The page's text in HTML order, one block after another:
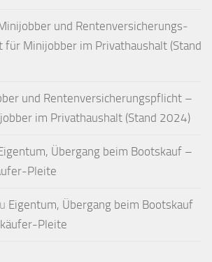
und Renten­versicherungs­
Mini­jobber im Privat­haushalt (Stand
und Renten­versicherungs­pflicht –
im Privat­haushalt (Stand 2024)
Übergang beim Bootskauf –
Pleite
Eigentum, Übergang beim Bootskauf
Pleite